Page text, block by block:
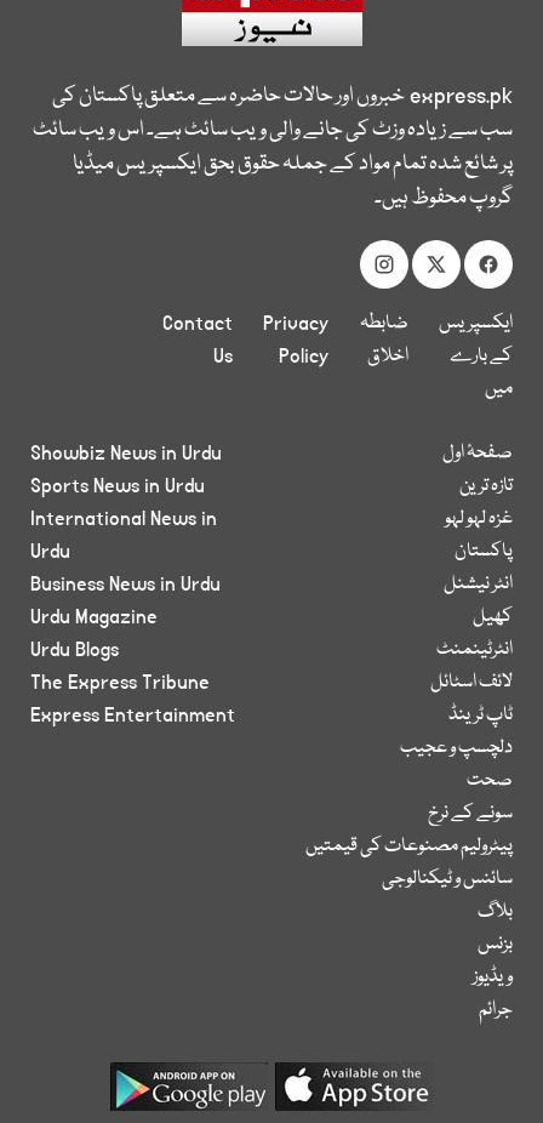
express.pkخبروں اور حالات حاضرہ سے متعلق پاکستان کی
سب سے زیادہ وزٹ کی جانے والی ویب سائٹ ہے۔ اس ویب سائٹ
پر شائع شدہ تمام مواد کے جملہ حقوق بحق ایکسپریس میڈیا
گروپ محفوظ ہیں۔
ایکسپریس
کے بارے
میں
ضابطہ
اخلاق
Privacy
Policy
Contact
Us
صفحۂ اول
تازہ ترین
غزہ لہو لہو
پاکستان
انٹر نیشنل
کھیل
انٹرٹینمنٹ
لائف اسٹائل
ٹاپ ٹرینڈ
دلچسپ و عجیب
صحت
سونے کے نرخ
پیٹرولیم مصنوعات کی قیمتیں
سائنس و ٹیکنالوجی
بلاگ
بزنس
ویڈیوز
جرائم
Showbiz News in Urdu
Sports News in Urdu
International News in
Urdu
Business News in Urdu
Urdu Magazine
Urdu Blogs
The Express Tribune
Express Entertainment